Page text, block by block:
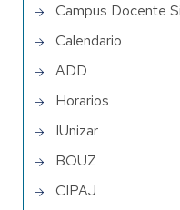
Campus Docente
Calendario
ADD
Horarios
IUnizar
BOUZ
CIPAJ